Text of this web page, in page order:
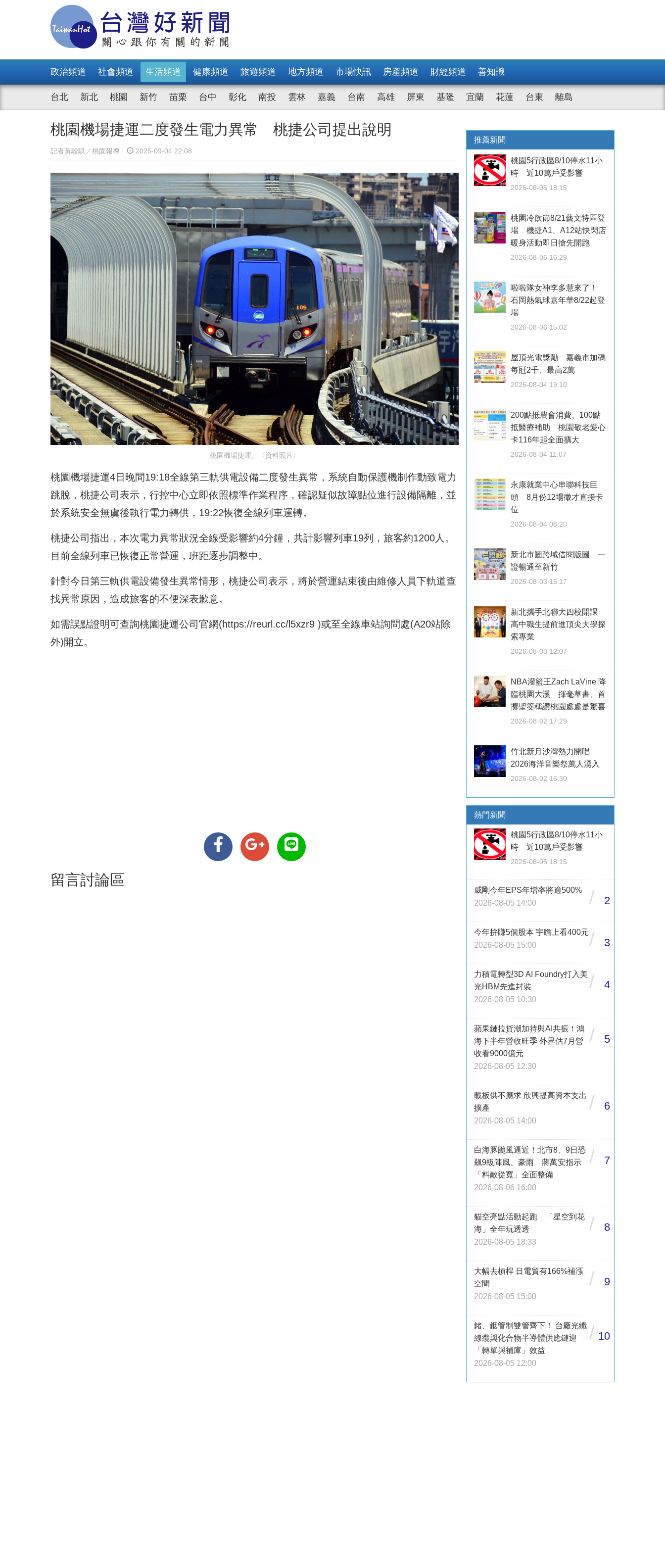
政治頻道 社會頻道 生活頻道 健康頻道 旅遊頻道 地方頻道 市場快訊 房產頻道 財經頻道 善知識
台北 新北 桃園 新竹 苗栗 台中 彰化 南投 雲林 嘉義 台南 高雄 屏東 基隆 宜蘭 花蓮 台東 離島
桃園機場捷運二度發生電力異常 桃捷公司提出說明
記者黃駿騏／桃園報導 2025-09-04 22:08
桃園機場捷運。〈資料照片〉
桃園機場捷運4日晚間19:18全線第三軌供電設備二度發生異常，系統自動保護機制作動致電力
跳脫，桃捷公司表示，行控中心立即依照標準作業程序，確認疑似故障點位進行設備隔離，並
於系統安全無虞後執行電力轉供，19:22恢復全線列車運轉。
桃捷公司指出，本次電力異常狀況全線受影響約4分鐘，共計影響列車19列，旅客約1200人。
目前全線列車已恢復正常營運，班距逐步調整中。
針對今日第三軌供電設備發生異常情形，桃捷公司表示， 將於營運結束後由維修人員下軌道查
找異常原因，造成旅客的不便深表歉意。
如需誤點證明可查詢桃園捷運公司官網(https://reurl.cc/l5xzr9 )或至全線車站詢問處(A20站除
外)開立。
留言討論區
推薦新聞
桃園5行政區8/10停水11小
時 近10萬戶受影響
2026-08-06 18:15
桃園冷飲節8/21藝文特區登
場 機捷A1、A12站快閃店
暖身活動即日搶先開跑
2026-08-06 16:29
啦啦隊女神李多慧來了！
石岡熱氣球嘉年華8/22起登
場
2026-08-06 15:02
屋頂光電獎勵 嘉義市加碼
每瓩2千、最高2萬
2026-08-04 19:10
200點抵農會消費、100點
抵醫療補助 桃園敬老愛心
卡116年起全面擴大
2026-08-04 11:07
永康就業中心串聯科技巨
頭 8月份12場徵才直接卡
位
2026-08-04 08:20
新北市圖跨域借閱版圖 一
證暢通至新竹
2026-08-03 15:17
新北攜手北聯大四校開課
高中職生提前進頂尖大學探
索專業
2026-08-03 12:07
NBA灌籃王Zach LaVine 降
臨桃園大溪 揮毫草書、首
擲聖筊稱讚桃園處處是驚喜
2026-08-02 17:29
竹北新月沙灣熱力開唱
2026海洋音樂祭萬人湧入
2026-08-02 16:30
熱門新聞
桃園5行政區8/10停水11小
時 近10萬戶受影響
2026-08-06 18:15
威剛今年EPS年增率將逾500%
2026-08-05 14:00
/ 2
今年拚賺5個股本 宇瞻上看400元
2026-08-05 15:00
/ 3
力積電轉型3D AI Foundry打入美
光HBM先進封裝
2026-08-05 10:30
/ 4
蘋果鏈拉貨潮加持與AI共振！鴻
海下半年營收旺季 外界估7月營
收看9000億元
2026-08-05 12:30
/ 5
載板供不應求 欣興提高資本支出
擴產
2026-08-05 14:00
/ 6
白海豚颱風逼近！北市8、9日恐
飆9級陣風、豪雨 蔣萬安指示
「料敵從寬」全面整備
2026-08-06 16:00
/ 7
貓空亮點活動起跑 「星空到花
海」全年玩透透
2026-08-05 18:33
/ 8
大幅去槓桿 日電貿有166%補漲
空間
2026-08-05 15:00
/ 9
鍺、銦管制雙管齊下！ 台廠光纖
線纜與化合物半導體供應鏈迎
「轉單與補庫」效益
2026-08-05 12:00
/ 10